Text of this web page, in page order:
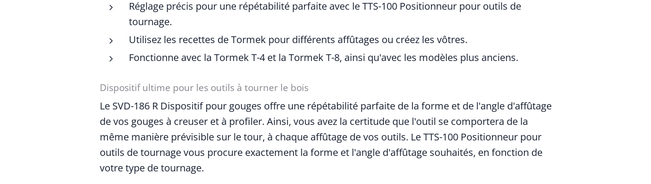
Réglage précis pour une répétabilité parfaite avec le TTS-100 Positionneur pour outils de
tournage.
Utilisez les recettes de Tormek pour différents affûtages ou créez les vôtres.
Fonctionne avec la Tormek T-4 et la Tormek T-8, ainsi qu'avec les modèles plus anciens.
Dispositif ultime pour les outils à tourner le bois
Le SVD-186 R Dispositif pour gouges offre une répétabilité parfaite de la forme et de l'angle d'affûtage
de vos gouges à creuser et à profiler. Ainsi, vous avez la certitude que l'outil se comportera de la
même manière prévisible sur le tour, à chaque affûtage de vos outils. Le TTS-100 Positionneur pour
outils de tournage vous procure exactement la forme et l'angle d'affûtage souhaités, en fonction de
votre type de tournage.